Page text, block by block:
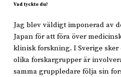
Vad tyckte du?
Jag blev väldigt imponerad av
Japan för att föra över
klinisk forskning. I Sverige sker
olika forskargrupper är
samma gruppledare följa sin